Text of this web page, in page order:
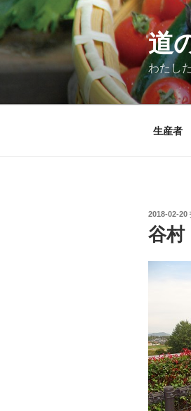
テ
ン
ツ
道
わたし
生産者
投
稿
日:
2018-02-20
谷